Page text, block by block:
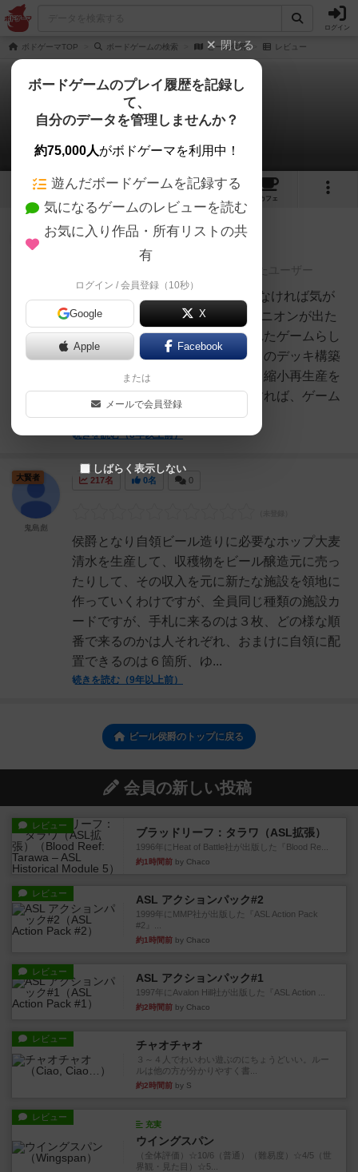
ログイン
ボドゲーマTOP ボードゲームの検索 ビール侯爵 レビュー
ビール侯爵
2件のレビュー
2 2
カフェ
154名 充実
レーティングが非公開に設定されたユーザー
6/10緑大好き、タイトルをFにしなければ気が
済まないF.フリーゼの作品。ドミニオンが出た
頃にインスパイアされて制作されたゲームらし
く、ドミニオンとは結構違う独自のデッキ構築
システムが特徴。一言でいうと、縮小再生産を
していくゲーム。城を６個建設すれば、ゲーム
が終わるのだが、...
続きを読む（8年以上前）
217名 0名 0
侯爵となり自領ビール造りに必要なホップ大麦
清水を生産して、収穫物をビール醸造元に売っ
たりして、その収入を元に新たな施設を領地に
作っていくわけですが、全員同じ種類の施設カ
ードですが、手札に来るのは３枚、どの様な順
番で来るのかは人それぞれ、おまけに自領に配
置できるのは６箇所、ゆ...
続きを読む（9年以上前）
大賢者
鬼島彪
ビール侯爵のトップに戻る
会員の新しい投稿
レビュー
ブラッドリーフ：タラワ（ASL拡張）
1996年にHeat of Battle社が出版した『Blood Re...
約1時間前 by Chaco
レビュー ASL アクションパック#2
1999年にMMP社が出版した『ASL Action Pack
#2』...
約1時間前 by Chaco
レビュー ASL アクションパック#1
1997年にAvalon Hill社が出版した『ASL Action ...
約2時間前 by Chaco
レビュー チャオチャオ
３～４人でわいわい遊ぶのにちょうどいい。ルー
ルは他の方が分かりやすく書...
約2時間前 by S
レビュー
充実
ウイングスパン
（全体評価）☆10/6（普通）（難易度）☆4/5（世
界観・見た目）☆5...
閉じる
ボードゲームのプレイ履歴を記録し
て、
自分のデータを管理しませんか？
約75,000人がボドゲーマを利用中！
遊んだボードゲームを記録する
気になるゲームのレビューを読む
お気に入り作品・所有リストの共
有
ログイン / 会員登録（10秒）
Google X
Apple Facebook
または
メールで会員登録
しばらく表示しない